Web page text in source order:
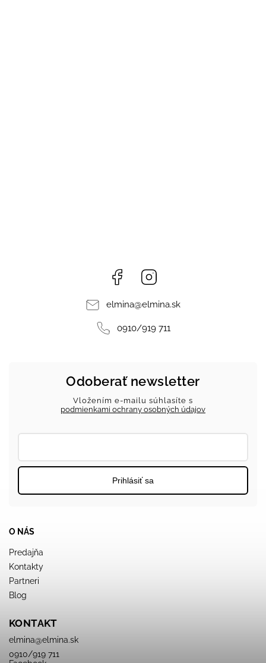
Facebook
elmina@elmina.sk
0910/919 711
O NÁS
Predajňa
Kontakty
Partneri
Blog
KONTAKT
elmina@elmina.sk
0910/919 711
Odoberať newsletter
Vložením e-mailu súhlasíte s
podmienkami ochrany osobných údajov
Prihlásiť sa